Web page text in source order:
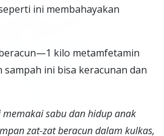
ini membahayakan
kilo metamfetamin
ini bisa keracunan dan
sabu dan hidup anak
zat-zat beracun dalam kulkas,